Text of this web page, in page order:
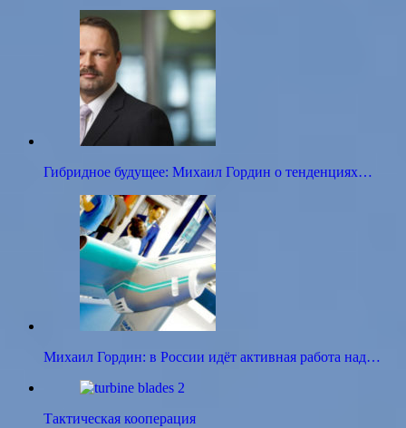
Гибридное будущее: Михаил Гордин о тенденциях…
Михаил Гордин: в России идёт активная работа над…
Тактическая кооперация